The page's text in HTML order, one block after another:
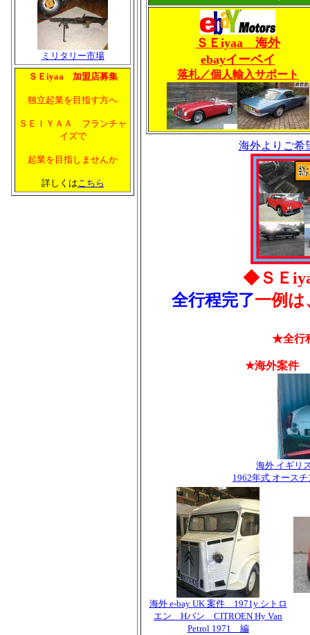
ミリタリー市場
ＳＥiyaa 加盟店募集
独立起業を目指す方へ
ＳＥＩＹＡＡ フランチャ
イズで
起業を目指しませんか
詳しくはこちら
ＳＥiyaa 海外
ebayイーベイ
落札／個人輸入サポート
海外よりご希
◆ＳＥ
全行程完了一例は
★全行
★海外案件
海外 イギリ
1962年式 オース
海外 e-bay UK 案件 1971y シトロ
エン Hバン CITROEN Hy Van
Petrol 1971 編